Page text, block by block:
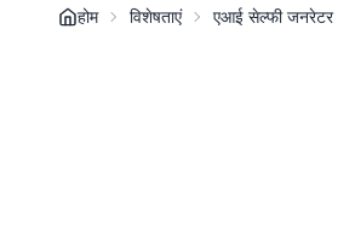
होम विशेषताएं एआई सेल्फी जनरेटर